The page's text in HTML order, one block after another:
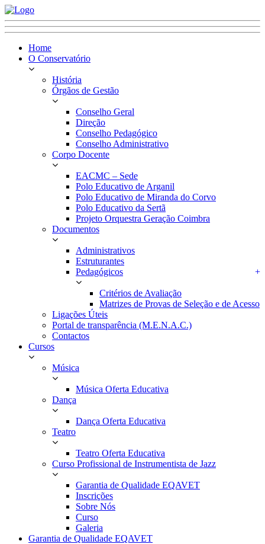
Home
O Conservatório
História
Órgãos de Gestão
Conselho Geral
Direção
Conselho Pedagógico
Conselho Administrativo
Corpo Docente
EACMC – Sede
Polo Educativo de Arganil
Polo Educativo de Miranda do Corvo
Polo Educativo da Sertã
Projeto Orquestra Geração Coimbra
Documentos
Administrativos
Estruturantes
Pedagógicos
+
Critérios de Avaliação
Matrizes de Provas de Seleção e de Acesso
Ligações Úteis
Portal de transparência (M.E.N.A.C.)
Contactos
Cursos
Música
Música Oferta Educativa
Dança
Dança Oferta Educativa
Teatro
Teatro Oferta Educativa
Curso Profissional de Instrumentista de Jazz
Garantia de Qualidade EQAVET
Inscrições
Sobre Nós
Curso
Galeria
Garantia de Qualidade EQAVET